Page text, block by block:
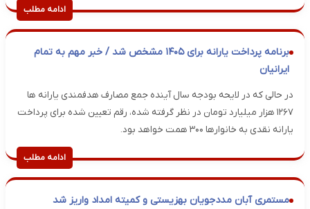
ادامه مطلب
برنامه پرداخت یارانه برای ۱۴۰۵ مشخص شد / خبر مهم به تمام
ایرانیان
در حالی که در لایحه بودجه سال آینده جمع مصارف هدفمندی یارانه ها
۱۲۶۷ هزار میلیارد تومان در نظر گرفته شده، رقم تعیین شده برای پرداخت
یارانه نقدی به خانوارها ۳۰۰ همت خواهد بود.
ادامه مطلب
مستمری آبان مددجویان بهزیستی و کمیته امداد واریز شد